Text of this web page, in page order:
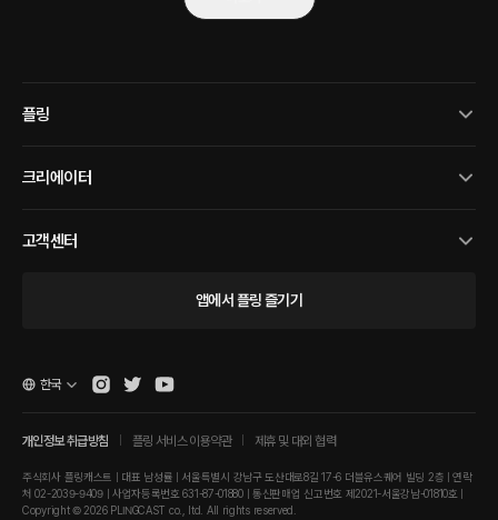
플링
크리에이터
고객센터
앱에서 플링 즐기기
개인정보 취급방침 플링 서비스 이용약관 제휴 및 대외 협력
주식회사 플링캐스트 | 대표 남성률 | 서울특별시 강남구 도산대로8길 17-6 더블유스퀘어 빌딩 2층 | 연락
처 02-2039-9409 | 사업자등록번호 631-87-01880 | 통신판매업 신고번호 제2021-서울강남-01810호 |
Copyright © 2026 PLINGCAST co., ltd. All rights reserved.
한국